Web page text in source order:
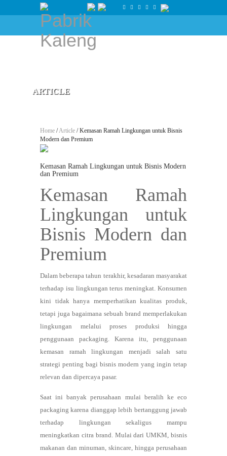
ARTICLE
Home /Article / Kemasan Ramah Lingkungan untuk Bisnis
Modern dan Premium
Kemasan Ramah Lingkungan untuk Bisnis Modern
dan Premium
Kemasan Ramah
Lingkungan untuk
Bisnis Modern dan
Premium
Dalam beberapa tahun terakhir, kesadaran masyarakat
terhadap isu lingkungan terus meningkat. Konsumen
kini tidak hanya memperhatikan kualitas produk,
tetapi juga bagaimana sebuah brand memperlakukan
lingkungan melalui proses produksi hingga
penggunaan packaging. Karena itu, penggunaan
kemasan ramah lingkungan menjadi salah satu
strategi penting bagi bisnis modern yang ingin tetap
relevan dan dipercaya pasar.
Saat ini banyak perusahaan mulai beralih ke eco
packaging karena dianggap lebih bertanggung jawab
terhadap lingkungan sekaligus mampu
meningkatkan citra brand. Mulai dari UMKM, bisnis
makanan dan minuman, skincare, hingga perusahaan